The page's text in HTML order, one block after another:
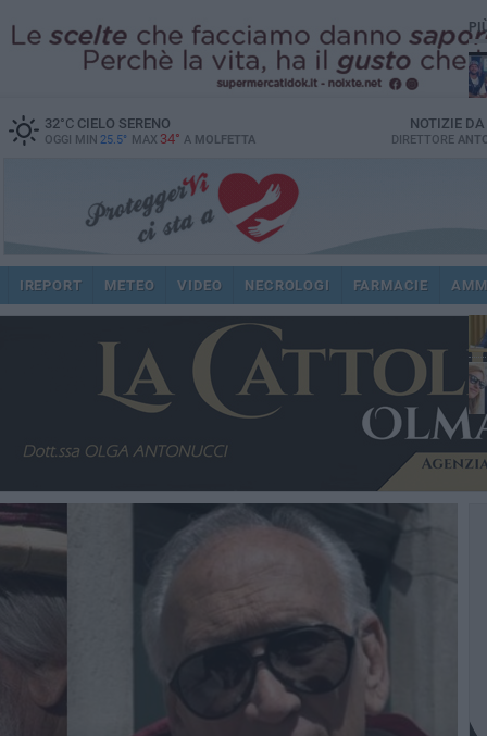
32°CCIELO SERENO
OGGI MIN 25.5° MAX 34° A MOLFETTA
NOTIZIE DA
DIRETTORE
IREPORT METEO VIDEO NECROLOGI FARMACIE